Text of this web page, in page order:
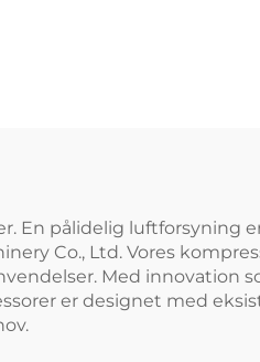
En pålidelig luftforsyning
Co., Ltd. Vores
Med innovation
er designet med